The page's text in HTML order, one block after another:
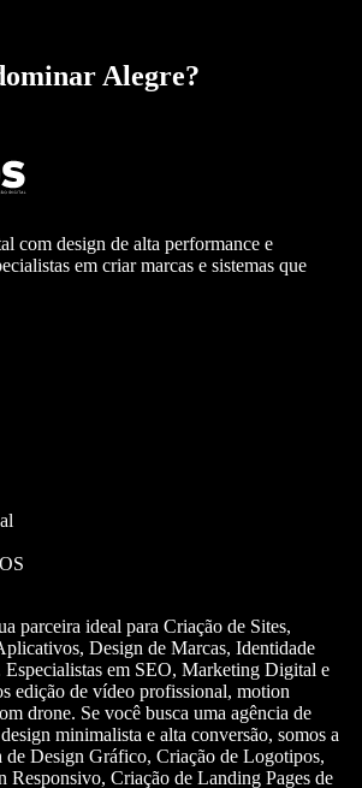
Alegre?
com design de alta performance e
em criar marcas e sistemas que
parceira ideal para Criação de Sites,
Design de Marcas, Identidade
em SEO, Marketing Digital e
edição de vídeo profissional, motion
drone. Se você busca uma agência de
minimalista e alta conversão, somos a
de Design Gráfico, Criação de Logotipos,
Responsivo, Criação de Landing Pages de